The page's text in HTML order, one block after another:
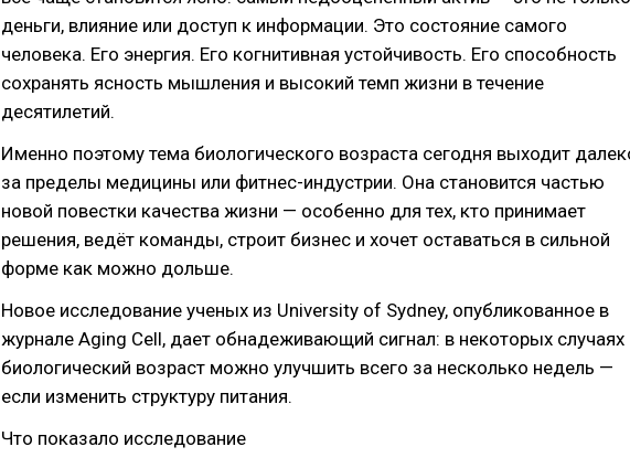
деньги, влияние или доступ к информации. Это состояние самого
человека. Его энергия. Его когнитивная устойчивость. Его способность
сохранять ясность мышления и высокий темп жизни в течение
десятилетий.
Именно поэтому тема биологического возраста сегодня выходит
за пределы медицины или фитнес-индустрии. Она становится частью
новой повестки качества жизни — особенно для тех, кто принимает
решения, ведёт команды, строит бизнес и хочет оставаться в сильной
форме как можно дольше.
Новое исследование ученых из University of Sydney, опубликованное в
журнале Aging Cell, дает обнадеживающий сигнал: в некоторых случаях
биологический возраст можно улучшить всего за несколько недель —
если изменить структуру питания.
Что показало исследование